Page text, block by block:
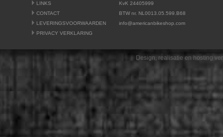
LINKS
CONTACT
LEVERINGSVOORWAARDEN
PRIVACY VERKLARING
KvK 24405999
BTW nr. NL0013.05.599.B68
info@americanbikeshop.com
Design, realisatie en hosting